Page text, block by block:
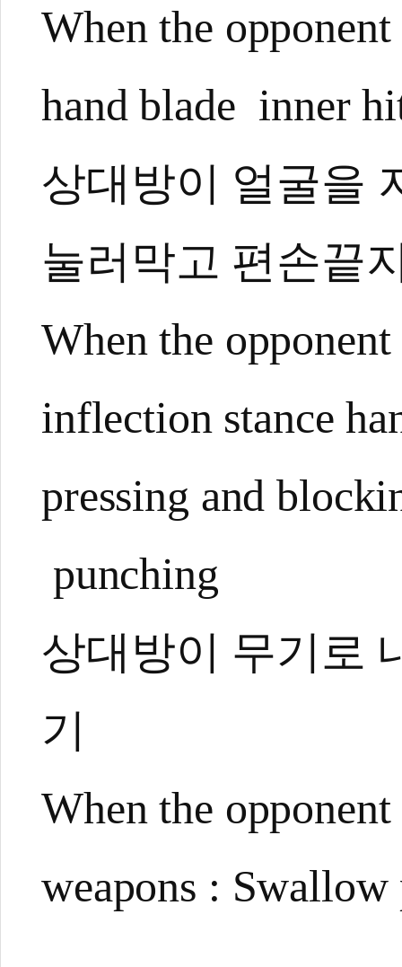
When the
hand blade inner
상대방이 얼굴을
눌러막고 편손끝
When the
inflection stance
pressing and
punching
상대방이 무기로
기
When the
weapons :
관련 뉴스
[기고] 품새경기
[전민우의 마음
[기고] 반복되는